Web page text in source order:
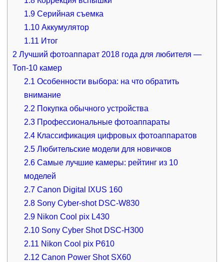
1.9 Серийная съемка
1.10 Аккумулятор
1.11 Итог
2 Лучший фотоаппарат 2018 года для любителя —
Топ-10 камер
2.1 Особенности выбора: на что обратить
внимание
2.2 Покупка обычного устройства
2.3 Профессиональные фотоаппараты
2.4 Классификация цифровых фотоаппаратов
2.5 Любительские модели для новичков
2.6 Самые лучшие камеры: рейтинг из 10
моделей
2.7 Canon Digital IXUS 160
2.8 Sony Cyber-shot DSC-W830
2.9 Nikon Cool pix L430
2.10 Sony Cyber Shot DSC-H300
2.11 Nikon Cool pix P610
2.12 Canon Power Shot SX60